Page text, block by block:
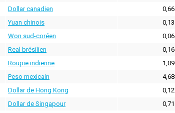
Dollar canadien
Yuan chinois
Won sud-coréen
Real brésilien
Roupie indienne
Peso mexicain
Dollar de Hong Kong
Dollar de Singapour